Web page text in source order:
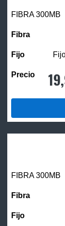
FIBRA 300MB
FIBRA 300MB